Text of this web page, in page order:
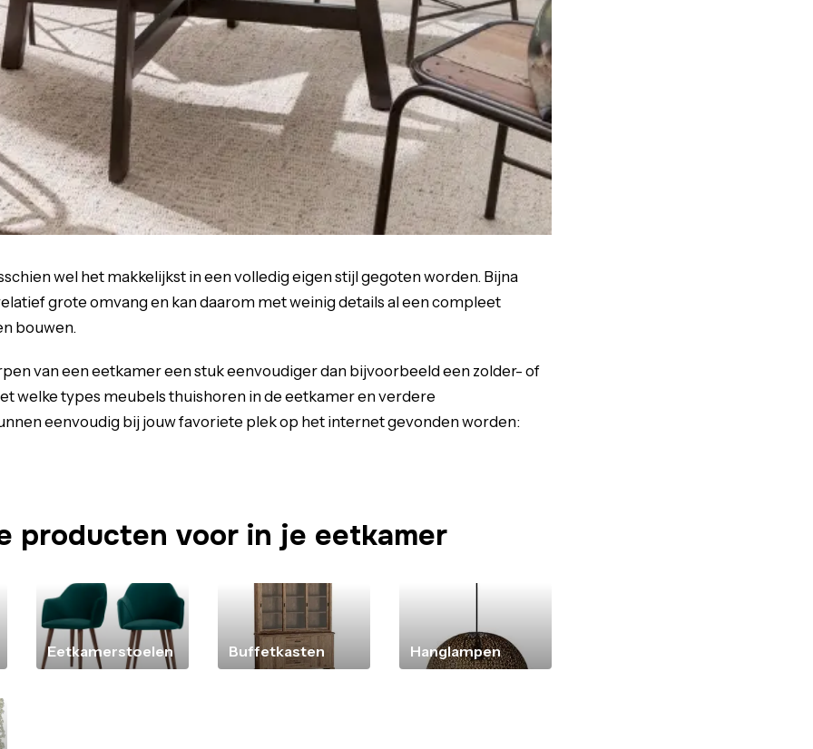
wel het makkelijkst in een volledig eigen stijl gegoten worden. Bijna
grote omvang en kan daarom met weinig details al een compleet
bouwen.
van een eetkamer een stuk eenvoudiger dan bijvoorbeeld een zolder- of
welke types meubels thuishoren in de eetkamer en verdere
eenvoudig bij jouw favoriete plek op het internet gevonden worden:
producten voor in je eetkamer
Eetkamerstoelen Buffetkasten Hanglampen